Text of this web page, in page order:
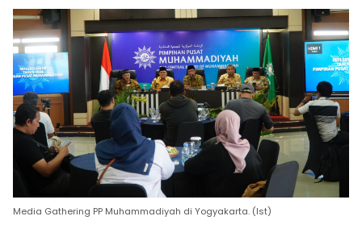
Media Gathering PP Muhammadiyah di Yogyakarta. (Ist)